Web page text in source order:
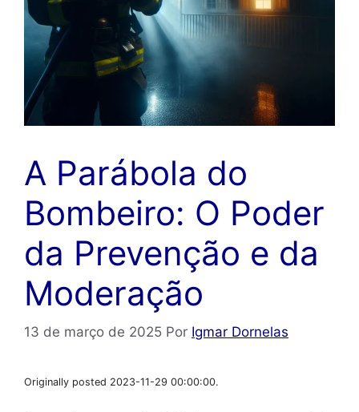
A Parábola do
Bombeiro: O Poder
da Prevenção e da
Moderação
13 de março de 2025 Por Igmar Dornelas
Originally posted 2023-11-29 00:00:00.